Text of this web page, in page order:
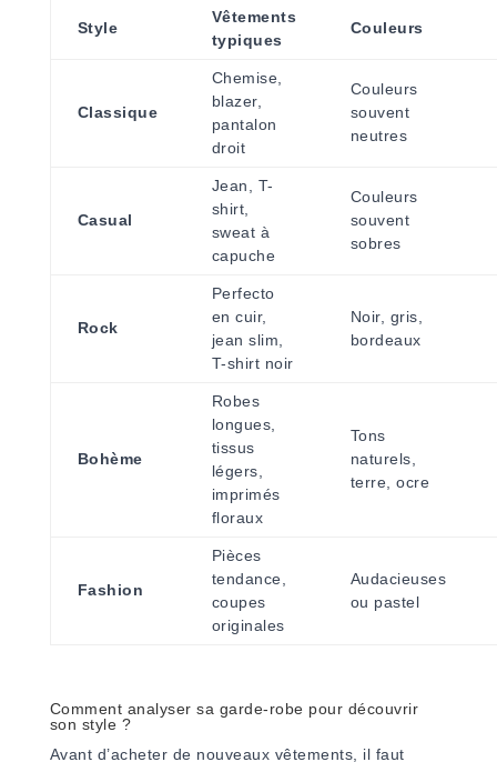
Style
Vêtements
typiques
Couleurs
Classique
Chemise,
blazer,
pantalon
droit
Couleurs
souvent
neutres
Casual
Jean, T-
shirt,
sweat à
capuche
Couleurs
souvent
sobres
Rock
Perfecto
en cuir,
jean slim,
T-shirt noir
Noir, gris,
bordeaux
Bohème
Robes
longues,
tissus
légers,
imprimés
floraux
Tons
naturels,
terre, ocre
Fashion
Pièces
tendance,
coupes
originales
Audacieuses
ou pastel
Comment analyser sa garde-robe pour découvrir
son style ?
Avant d’acheter de nouveaux vêtements, il faut